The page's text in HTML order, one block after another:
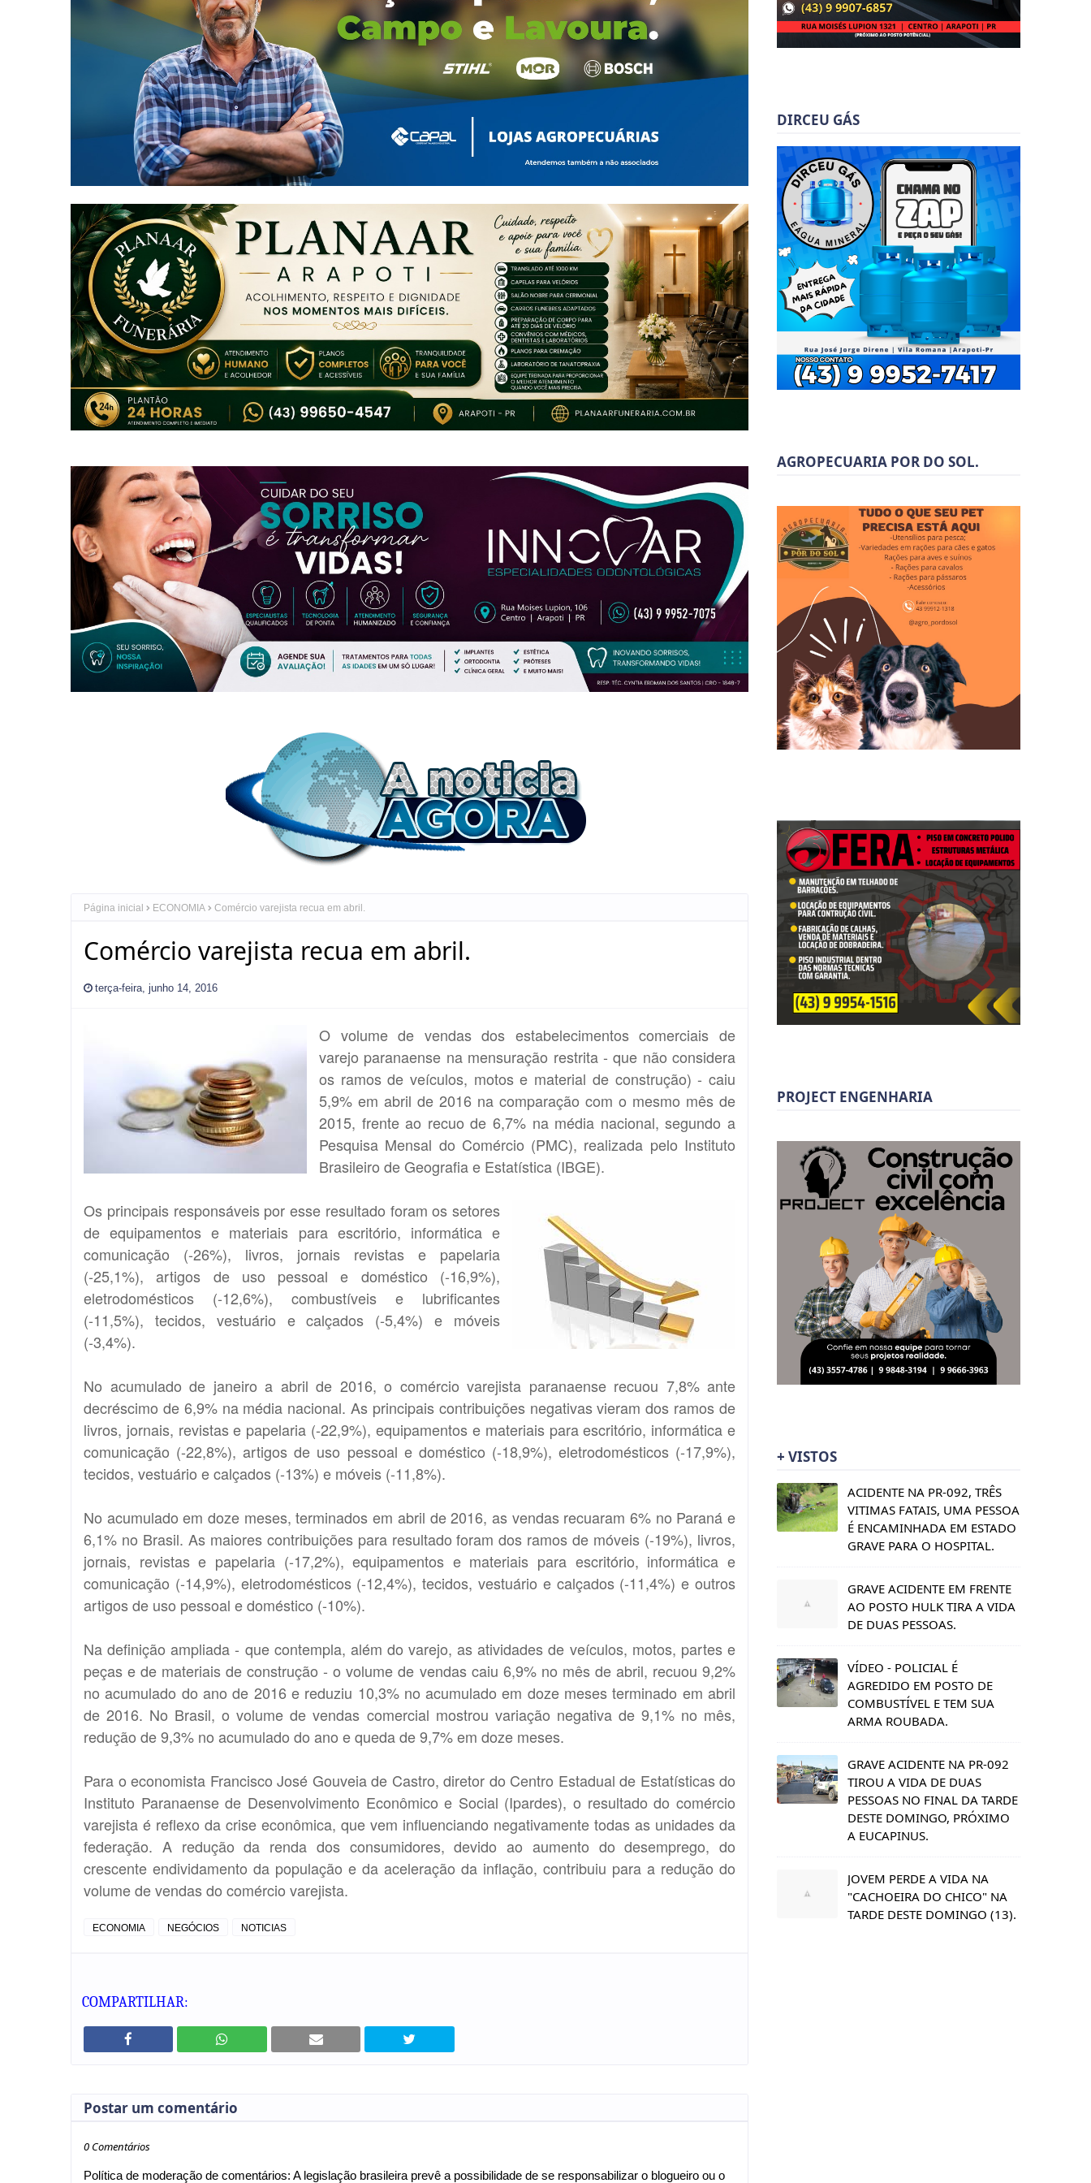
Página inicial ECONOMIA Comércio varejista recua em abril.
Comércio varejista recua em abril.
terça-feira, junho 14, 2016
O volume de vendas dos estabelecimentos comerciais de
varejo paranaense na mensuração restrita - que não considera
os ramos de veículos, motos e material de construção) - caiu
5,9% em abril de 2016 na comparação com o mesmo mês de
2015, frente ao recuo de 6,7% na média nacional, segundo a
Pesquisa Mensal do Comércio (PMC), realizada pelo Instituto
Brasileiro de Geografia e Estatística (IBGE).
Os principais responsáveis por esse resultado foram os setores
de equipamentos e materiais para escritório, informática e
comunicação (-26%), livros, jornais revistas e papelaria
(-25,1%), artigos de uso pessoal e doméstico (-16,9%),
eletrodomésticos (-12,6%), combustíveis e lubrificantes
(-11,5%), tecidos, vestuário e calçados (-5,4%) e móveis
(-3,4%).
No acumulado de janeiro a abril de 2016, o comércio varejista paranaense recuou 7,8% ante
decréscimo de 6,9% na média nacional. As principais contribuições negativas vieram dos ramos de
livros, jornais, revistas e papelaria (-22,9%), equipamentos e materiais para escritório, informática e
comunicação (-22,8%), artigos de uso pessoal e doméstico (-18,9%), eletrodomésticos (-17,9%),
tecidos, vestuário e calçados (-13%) e móveis (-11,8%).
No acumulado em doze meses, terminados em abril de 2016, as vendas recuaram 6% no Paraná e
6,1% no Brasil. As maiores contribuições para resultado foram dos ramos de móveis (-19%), livros,
jornais, revistas e papelaria (-17,2%), equipamentos e materiais para escritório, informática e
comunicação (-14,9%), eletrodomésticos (-12,4%), tecidos, vestuário e calçados (-11,4%) e outros
artigos de uso pessoal e doméstico (-10%).
Na definição ampliada - que contempla, além do varejo, as atividades de veículos, motos, partes e
peças e de materiais de construção - o volume de vendas caiu 6,9% no mês de abril, recuou 9,2%
no acumulado do ano de 2016 e reduziu 10,3% no acumulado em doze meses terminado em abril
de 2016. No Brasil, o volume de vendas comercial mostrou variação negativa de 9,1% no mês,
redução de 9,3% no acumulado do ano e queda de 9,7% em doze meses.
Para o economista Francisco José Gouveia de Castro, diretor do Centro Estadual de Estatísticas do
Instituto Paranaense de Desenvolvimento Econômico e Social (Ipardes), o resultado do comércio
varejista é reflexo da crise econômica, que vem influenciando negativamente todas as unidades da
federação. A redução da renda dos consumidores, devido ao aumento do desemprego, do
crescente endividamento da população e da aceleração da inflação, contribuiu para a redução do
volume de vendas do comércio varejista.
ECONOMIA NEGÓCIOS NOTICIAS
COMPARTILHAR:
Postar um comentário
0 Comentários
Política de moderação de comentários: A legislação brasileira prevê a possibilidade de se responsabilizar o blogueiro ou o
DIRCEU GÁS
AGROPECUARIA POR DO SOL.
PROJECT ENGENHARIA
+ VISTOS
ACIDENTE NA PR-092, TRÊS
VITIMAS FATAIS, UMA PESSOA
É ENCAMINHADA EM ESTADO
GRAVE PARA O HOSPITAL.
GRAVE ACIDENTE EM FRENTE
AO POSTO HULK TIRA A VIDA
DE DUAS PESSOAS.
VÍDEO - POLICIAL É
AGREDIDO EM POSTO DE
COMBUSTÍVEL E TEM SUA
ARMA ROUBADA.
GRAVE ACIDENTE NA PR-092
TIROU A VIDA DE DUAS
PESSOAS NO FINAL DA TARDE
DESTE DOMINGO, PRÓXIMO
A EUCAPINUS.
JOVEM PERDE A VIDA NA
"CACHOEIRA DO CHICO" NA
TARDE DESTE DOMINGO (13).